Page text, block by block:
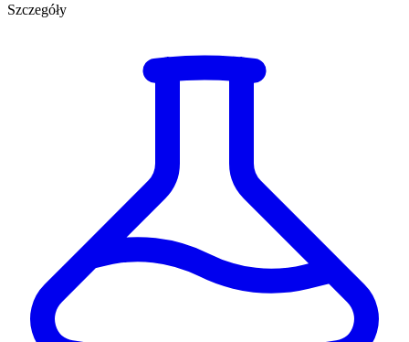
Szczegóły